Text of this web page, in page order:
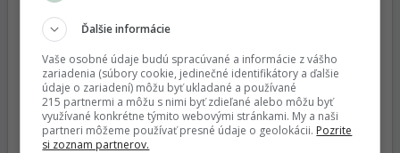
Ďalšie informácie
Vaše osobné údaje budú spracúvané a informácie z vášho
zariadenia (súbory cookie, jedinečné identifikátory a ďalšie
údaje o zariadení) môžu byť ukladané a používané
215 partnermi a môžu s nimi byť zdieľané alebo môžu byť
využívané konkrétne týmito webovými stránkami. My a naši
partneri môžeme používať presné údaje o geolokácii. Pozrite
si zoznam partnerov.